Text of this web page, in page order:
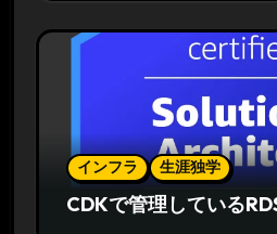
インフラ 生涯独学
CDKで管理している